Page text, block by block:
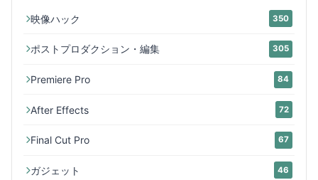
映像ハック 350
ポストプロダクション・編集 305
Premiere Pro 84
After Effects 72
Final Cut Pro 67
ガジェット 46